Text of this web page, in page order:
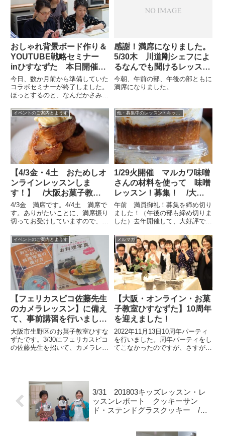
おしゃれ背景ボード作り＆
YOUTUBE戦略セミナー
inひすなずた 本日開催し
ました！たくさんのご参加
ありがとうございます。/
大阪お菓子教室ひすなずた
今日、数か月前から準備していた
コラボセミナーが終了しました。
ほっとするのと、なんだかさみし
に働くって楽しいなと思います。
金澤月子先生、大浦沙智子先生と
コラボさせていただくのは、これ
で3回目。あうんの呼吸もでて
き...
感謝！満席になりました。
5/30木 川道剛シェフによ
るなんでも聞けるレッス
ン！
今朝、午前の部、午後の部ともに
満席になりました。
イベントのご案内とようす
【4/3金・4土 おためしオ
ンラインレッスンしま
す！】 /大阪お菓子教室
ひすなずた
4/3金 満席です。4/4土 満席で
す。ありがたいことに、満席振り
切ってお受けしていますので、ご
ございます！がんばります！！オ
ンラインレッスンの練習をしよう
と思います！ぜひ、お時間のある
方はご参加ください。無料...
他・募集中のレッスン・キッズレッスン・石鹸教室など
1/29火開催 マルカワ味噌
さんの材料を使って 味噌
レッスン！募集！ /大
阪・天王寺・なんばお菓子
教室ひすなずた
午前 満員御礼！募集を締め切り
ました！（午後の部も締め切りま
した）去年開催して、大好評でし
り」今年も開催します！去年は、
しっかり講義をしていただくプラ
ンで、マルカワ味噌さんに来てい
ただきましたが、今年は、お呼
び...
イベントのご案内とようす
【フェリカスピコ佐藤先生
のカメラレッスン】に備え
て、事前講習を行いまし
た/大阪市お菓子教室ひす
なずた
大阪市生野区のお菓子教室ひすな
ずたです。3/30にフェリカスピコ
の佐藤先生を招いて、カメラレッ
ました。美味しそうなテーブルフ
ォトを撮りたい気持ちはいっぱ...
メルマガ
【大阪・オンライン・お菓
子教室ひすなずた】10周年
を迎えました！
2022年11月13日10周年パーティ
を行いました。周年パーティをし
てこなかったのですが、さすがに
の感謝を一番に述べること...
3/31 201803キッズレッスン・レ
ッスンレポート クッキーサン
ド・ステンドグラスクッキー /